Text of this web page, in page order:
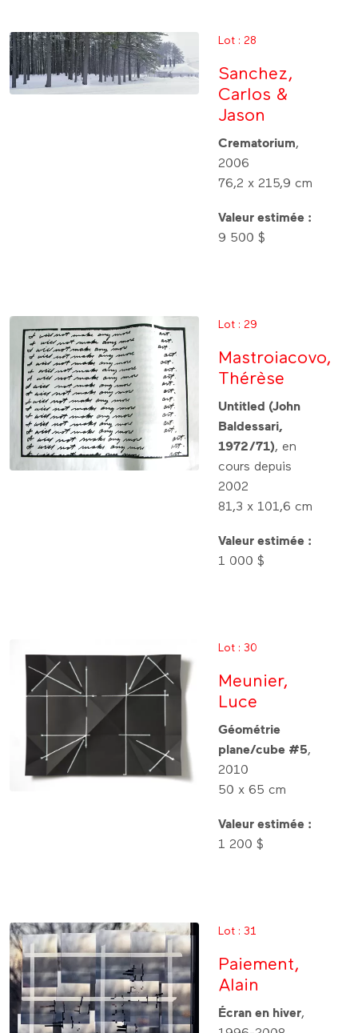
Lot : 28
Sanchez,
Carlos &
Jason
Crematorium,
2006
76,2 x 215,9 cm
Valeur estimée :
9 500 $
Lot : 29
Mastroiacovo,
Thérèse
Untitled (John
Baldessari,
1972/71), en
cours depuis
2002
81,3 x 101,6 cm
Valeur estimée :
1 000 $
Lot : 30
Meunier,
Luce
Géométrie
plane/cube #5,
2010
50 x 65 cm
Valeur estimée :
1 200 $
Lot : 31
Paiement,
Alain
Écran en hiver,